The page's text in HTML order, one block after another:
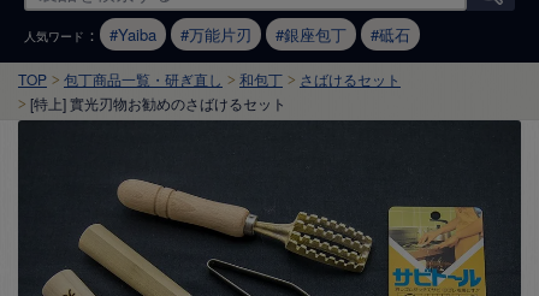
人気ワード ： Yaiba 万能片刃 銀座包丁 砥石
TOP 包丁商品一覧・研ぎ直し 和包丁
さばけるセット
[特上] 實光刃物お勧めのさばけるセット